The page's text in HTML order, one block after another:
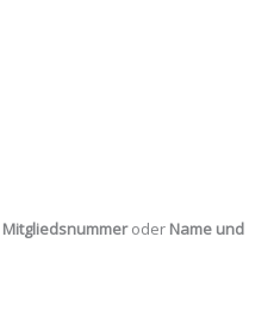
Mitgliedsnummeroder Name und